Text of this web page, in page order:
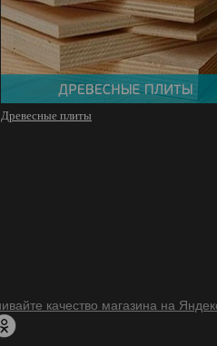
Древесные плиты